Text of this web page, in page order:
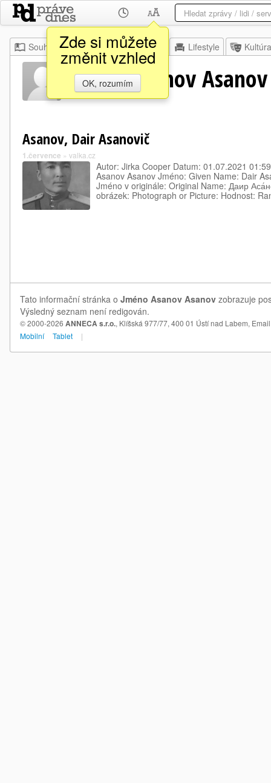
Zde si můžete
změnit vzhled
OK, rozumím
Souhrn Moje Z domova Lifestyle Kultúra
Jméno Asanov Asanov
Asanov, Dair Asanovič
1.července » valka.cz
Autor: Jirka Cooper Datum: 01.07.2021
Asanov Asanov Jméno: Given Name: Dair
Jméno v originále: Original Name: Даир
obrázek: Photograph or Picture: Hodnost:
Tato informační stránka o Jméno Asanov Asanov zobrazuje
Výsledný seznam není redigován.
© 2000-2026 ANNECA s.r.o., Klíšská 977/77, 400 01 Ústí nad Labem,
Mobilní
Tablet |